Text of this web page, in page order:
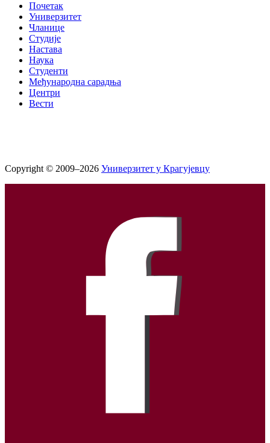
Почетак
Универзитет
Чланице
Студије
Настава
Наука
Студенти
Међународна сарадња
Центри
Вести
Copyright © 2009–2026 Универзитет у Крагујевцу